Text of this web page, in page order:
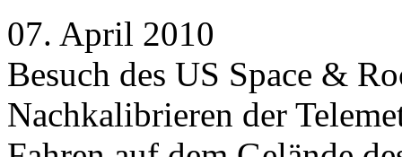
07. April 2010
Besuch des US Space &
Nachkalibrieren der